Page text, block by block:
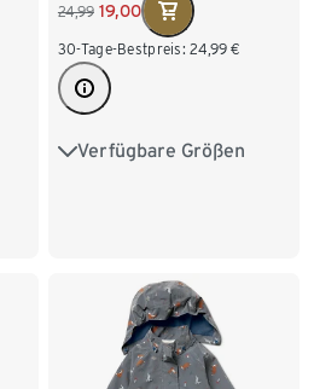
24,99 19,00
30-Tage-Bestpreis: 24,99 €
Verfügbare Größen
74/80 86/92